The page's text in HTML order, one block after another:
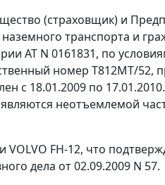
(страховщик) и
транспорта и
АТ N 0161831, по
номер Т812МТ/52,
с 18.01.2009 по
неотъемлемой
FH-12, что
дела от 02.09.2009 N 57.